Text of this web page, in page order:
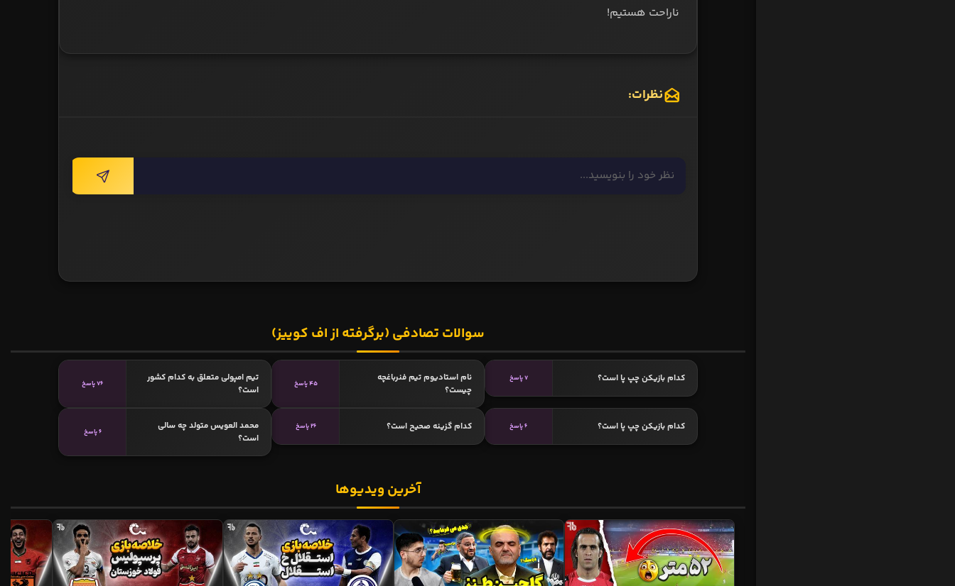
ناراحت هستیم!
نظرات:
سوالات تصادفی (برگرفته از اف کوییز)
کدام بازیکن چپ پا است؟ 7 پاسخ
نام استادیوم تیم فنرباغچه
چیست؟
45 پاسخ
تیم امپولی متعلق به کدام کشور
است؟
76 پاسخ
کدام بازیکن چپ پا است؟ 6 پاسخ کدام گزینه صحیح است؟ 26 پاسخ
محمد العویس متولد چه سالی
است؟
6 پاسخ
آخرین ویدیوها